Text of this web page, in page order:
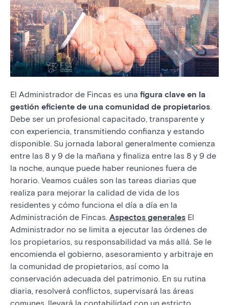
El Administrador de Fincas es una figura clave en la
gestión eficiente de una comunidad de propietarios.
Debe ser un profesional capacitado, transparente y
con experiencia, transmitiendo confianza y estando
disponible. Su jornada laboral generalmente comienza
entre las 8 y 9 de la mañana y finaliza entre las 8 y 9 de
la noche, aunque puede haber reuniones fuera de
horario. Veamos cuáles son las tareas diarias que
realiza para mejorar la calidad de vida de los
residentes y cómo funciona el día a día en la
Administración de Fincas. Aspectos generales El
Administrador no se limita a ejecutar las órdenes de
los propietarios, su responsabilidad va más allá. Se le
encomienda el gobierno, asesoramiento y arbitraje en
la comunidad de propietarios, así como la
conservación adecuada del patrimonio. En su rutina
diaria, resolverá conflictos, supervisará las áreas
comunes, llevará la contabilidad con un estricto